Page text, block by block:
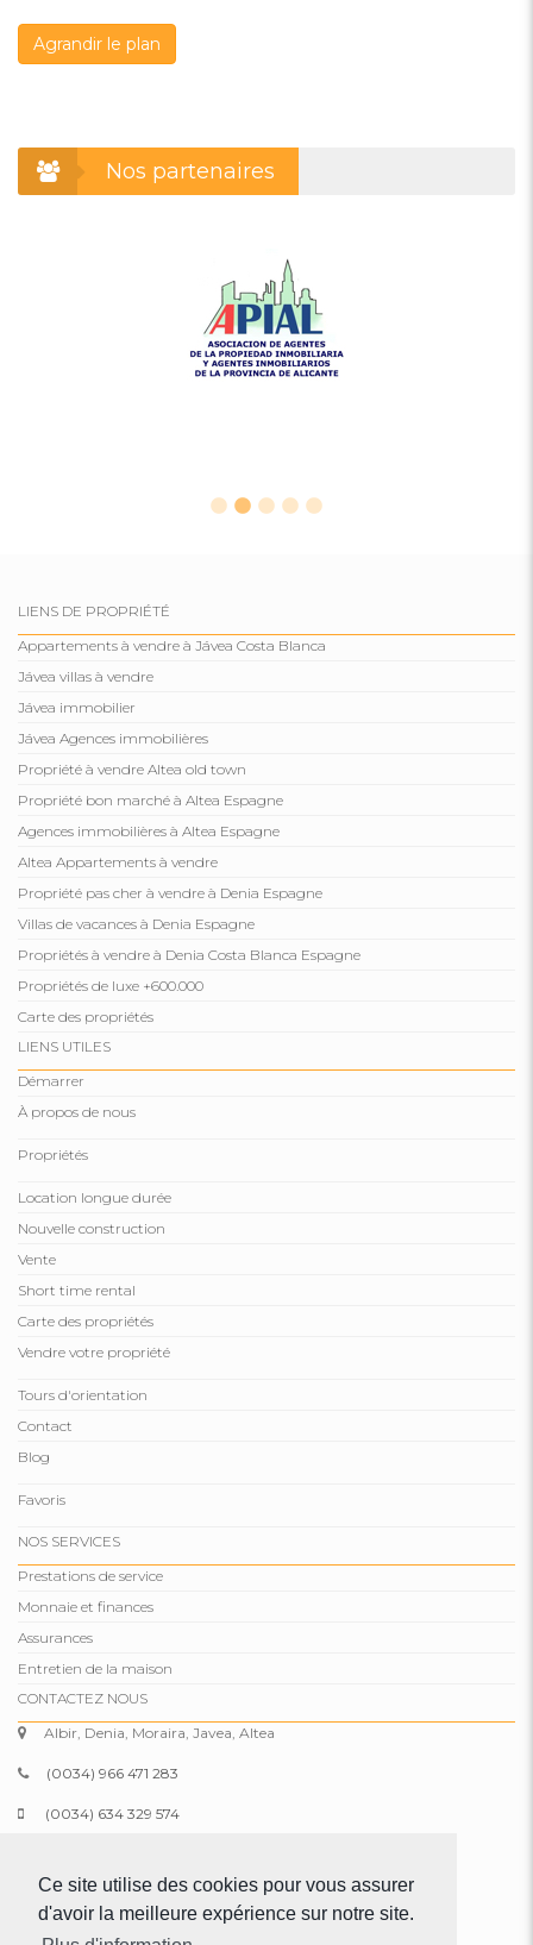
Ce site utilise des cookies pour vous assurer
d'avoir la meilleure expérience sur notre site.
Agrandir le plan
Nos partenaires
LIENS DE PROPRIÉTÉ
Appartements à vendre à Jávea Costa Blanca
Jávea villas à vendre
Jávea immobilier
Jávea Agences immobilières
Propriété à vendre Altea old town
Propriété bon marché à Altea Espagne
Agences immobilières à Altea Espagne
Altea Appartements à vendre
Propriété pas cher à vendre à Denia Espagne
Villas de vacances à Denia Espagne
Propriétés à vendre à Denia Costa Blanca Espagne
Propriétés de luxe +600.000
Carte des propriétés
LIENS UTILES
Démarrer
À propos de nous
Propriétés
Location longue durée
Nouvelle construction
Vente
Short time rental
Carte des propriétés
Vendre votre propriété
Tours d'orientation
Contact
Blog
Favoris
NOS SERVICES
Prestations de service
Monnaie et finances
Assurances
Entretien de la maison
CONTACTEZ NOUS
Albir, Denia, Moraira, Javea, Altea
(0034) 966 471 283
(0034) 634 329 574
www.comparepropertiesspain.com